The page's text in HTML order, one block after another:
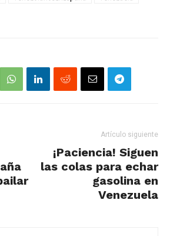
Artículo siguiente
¡Paciencia! Siguen
las colas para echar
gasolina en
Venezuela